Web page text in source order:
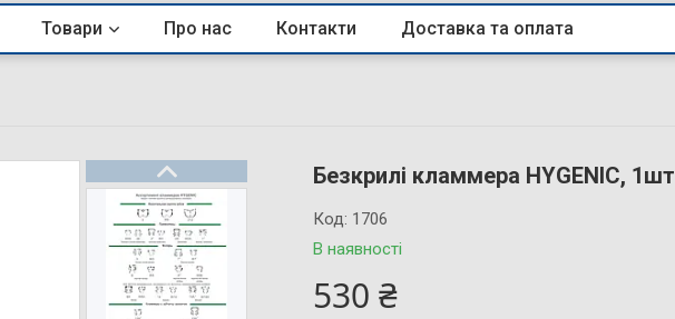
Товари Про нас Контакти Доставка та оплата
Безкрилі кламмера HYGENIC, 1шт
В наявності
Код: 1706
530 ₴